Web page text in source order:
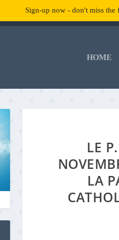
HOME
LE
LA
Sign-up now - don't miss the